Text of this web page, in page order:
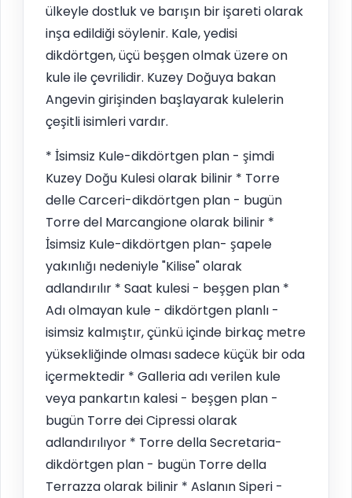
ülkeyle dostluk ve barışın bir işareti olarak
inşa edildiği söylenir. Kale, yedisi
dikdörtgen, üçü beşgen olmak üzere on
kule ile çevrilidir. Kuzey Doğuya bakan
Angevin girişinden başlayarak kulelerin
çeşitli isimleri vardır.
* İsimsiz Kule-dikdörtgen plan - şimdi
Kuzey Doğu Kulesi olarak bilinir * Torre
delle Carceri-dikdörtgen plan - bugün
Torre del Marcangione olarak bilinir *
İsimsiz Kule-dikdörtgen plan- şapele
yakınlığı nedeniyle "Kilise" olarak
adlandırılır * Saat kulesi - beşgen plan *
Adı olmayan kule - dikdörtgen planlı -
isimsiz kalmıştır, çünkü içinde birkaç metre
yüksekliğinde olması sadece küçük bir oda
içermektedir * Galleria adı verilen kule
veya pankartın kalesi - beşgen plan -
bugün Torre dei Cipressi olarak
adlandırılıyor * Torre della Secretaria-
dikdörtgen plan - bugün Torre della
Terrazza olarak bilinir * Aslanın Siperi -